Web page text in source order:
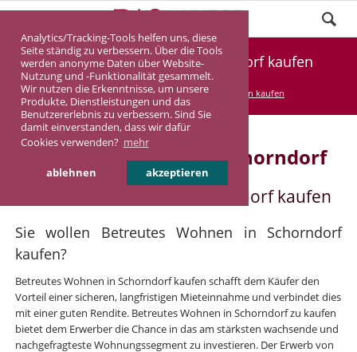
Analytics/Tracking-Tools helfen uns, diese
Seite ständig zu verbessern. Über die Tools
werden anonyme Daten über Website-
Nutzung und -Funktionalität gesammelt.
Wir nutzen die Erkenntnisse, um unsere
Produkte, Dienstleistungen und das
Benutzererlebnis zu verbessern. Sind Sie
damit einverstanden, dass wir dafür
Cookies verwenden? mehr
ablehnen akzeptieren
Betreutes Wohnen in Schorndorf kaufen
DASINVEST Service Betreutes Wohnen kaufen
Betreutes Wohnen in Schorndorf
Betreutes Wohnen in Schorndorf kaufen
Sie wollen Betreutes Wohnen in Schorndorf
kaufen?
Betreutes Wohnen in Schorndorf kaufen schafft dem Käufer den
Vorteil einer sicheren, langfristigen Mieteinnahme und verbindet dies
mit einer guten Rendite. Betreutes Wohnen in Schorndorf zu kaufen
bietet dem Erwerber die Chance in das am stärksten wachsende und
nachgefragteste Wohnungssegment zu investieren. Der Erwerb von